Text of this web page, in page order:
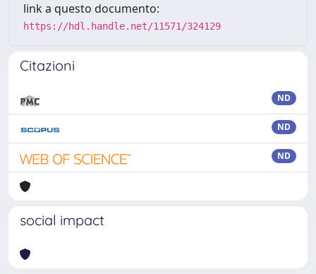
link a questo documento:
https://hdl.handle.net/11571/324129
Citazioni
ND
ND
ND
social impact